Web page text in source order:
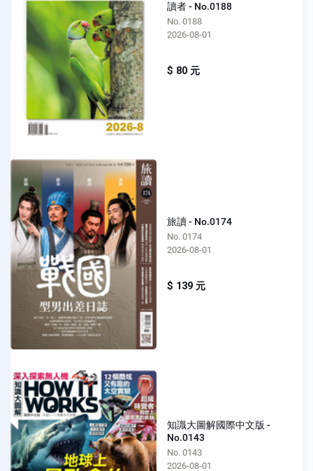
讀者 - No.0188
No. 0188
2026-08-01
$ 80 元
旅讀 - No.0174
No. 0174
2026-08-01
$ 139 元
知識大圖解國際中文版 -
No.0143
No. 0143
2026-08-01